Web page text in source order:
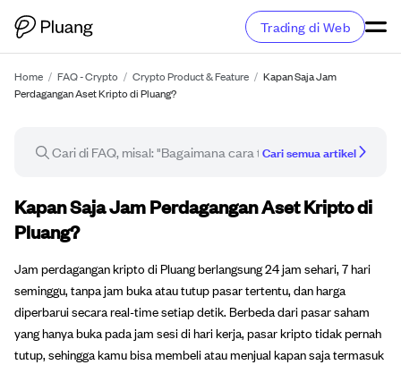
Trading di Web
Home / FAQ - Crypto / Crypto Product & Feature / Kapan Saja Jam
Perdagangan Aset Kripto di Pluang?
Cari semua artikel
Artikel FAQ
Kapan Saja Jam Perdagangan Aset Kripto di
Pluang?
Jam perdagangan kripto di Pluang berlangsung 24 jam sehari, 7 hari
seminggu, tanpa jam buka atau tutup pasar tertentu, dan harga
diperbarui secara real-time setiap detik. Berbeda dari pasar saham
yang hanya buka pada jam sesi di hari kerja, pasar kripto tidak pernah
tutup, sehingga kamu bisa membeli atau menjual kapan saja termasuk